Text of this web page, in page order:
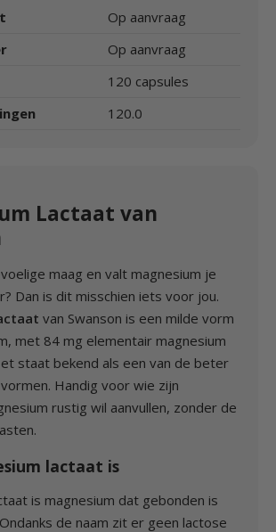
Op aanvraag
Op aanvraag
120 capsules
120.0
Lactaat van
maag en valt magnesium je
Dan is dit misschien iets voor jou.
van Swanson is een milde vorm
met 84 mg elementair magnesium
staat bekend als een van de beter
Handig voor wie zijn
rustig wil aanvullen, zonder de
lactaat is
is magnesium dat gebonden is
de naam zit er geen lactose